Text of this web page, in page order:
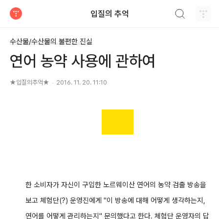
입질의 추억
수산물/수산물의 불편한 진실
연어 농약 사용에 관하여
★입질의추억★ 2016. 11. 20. 11:10
한 소비자가 자신이 구입한 노르웨이산 연어의 농약 검출 방송을
보고 체험단(?) 운영진에게 "이 방송에 대해 어떻게 생각하는지,
연어를 어떻게 관리하는지" 문의했다고 한다. 체험단 운영자의 답